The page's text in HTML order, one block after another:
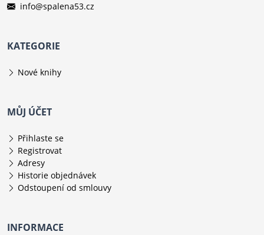
info@spalena53.cz
KATEGORIE
Nové knihy
MŮJ ÚČET
Přihlaste se
Registrovat
Adresy
Historie objednávek
Odstoupení od smlouvy
INFORMACE